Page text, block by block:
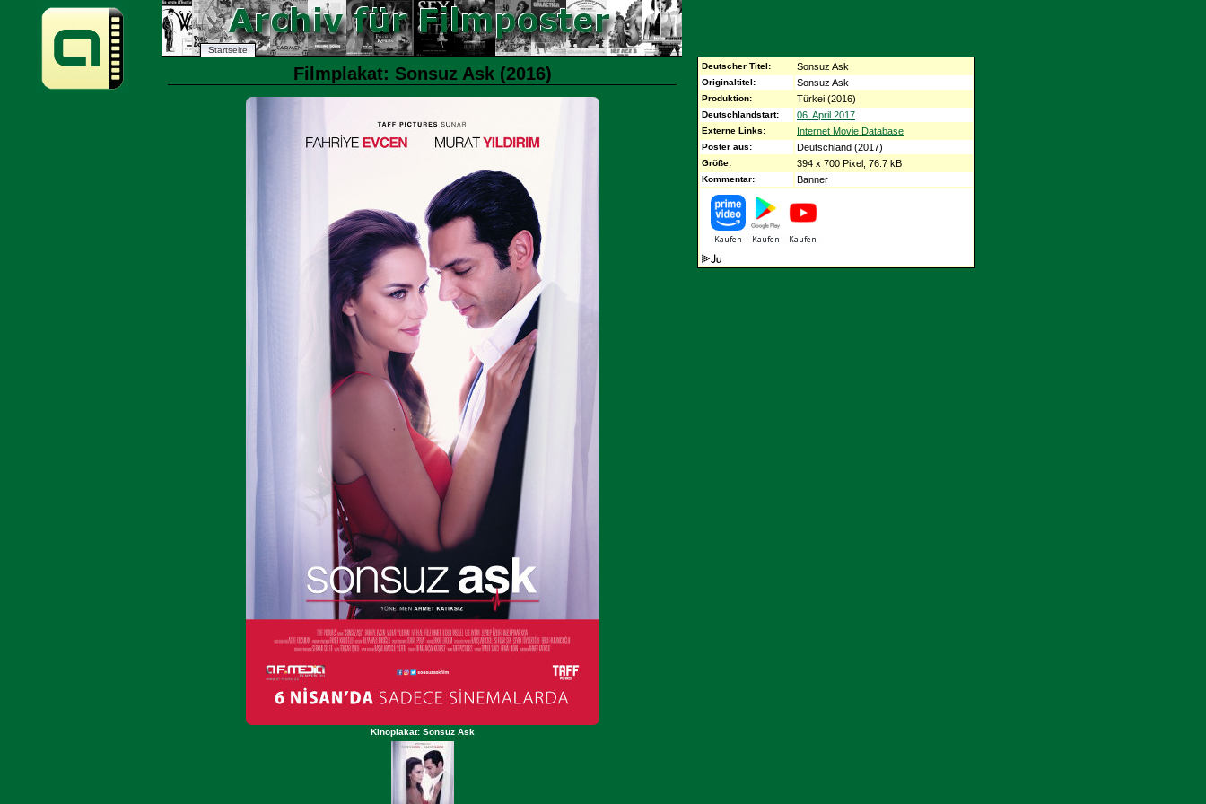
Startseite
Filmplakat: Sonsuz Ask (2016)
Kinoplakat: Sonsuz Ask
Deutscher Titel: Sonsuz Ask
Originaltitel: Sonsuz Ask
Produktion: Türkei (2016)
Deutschlandstart: 06. April 2017
Externe Links: Internet Movie Database
Poster aus: Deutschland (2017)
Größe: 394 x 700 Pixel, 76.7 kB
Kommentar: Banner